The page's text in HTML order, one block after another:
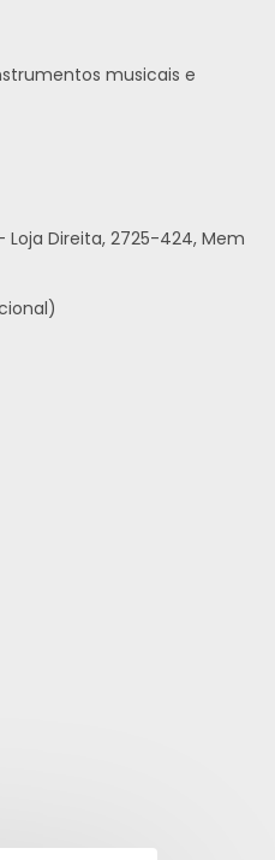
musicais e
Loja Direita, 2725-424, Mem